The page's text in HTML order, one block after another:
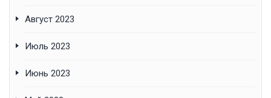
Август 2023
Июль 2023
Июнь 2023